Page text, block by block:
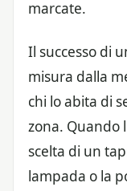
marcate.
Il successo di
misura dalla
chi lo abita di
zona. Quando
scelta di un
lampada o la